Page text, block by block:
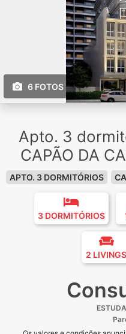
6 FOTOS
Apto. 3
CAPÃO DA
APTO. 3 DORMITÓRIOS
3 DORMITÓRIOS
2 LIVINGS